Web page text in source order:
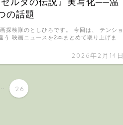
ルダの伝説』実写化──温
の話題
2026年2月14日
探検隊のとしひろです。 今回は、 テンショ
う 映画ニュースを2本まとめて取り上げま
26